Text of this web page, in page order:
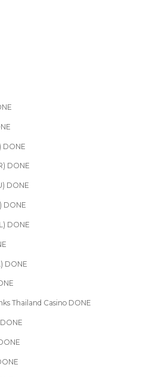
DONE
DONE
DONE
DONE
DONE
DONE
Thailand Casino DONE